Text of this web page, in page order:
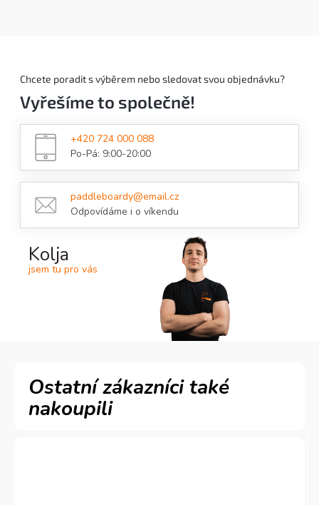
Kolja
jsem tu pro vás
Chcete poradit s výběrem nebo sledovat svou objednávku?
Vyřešíme to společně!
+420 724 000 088
Po-Pá: 9:00-20:00
paddleboardy@email.cz
Odpovídáme i o víkendu